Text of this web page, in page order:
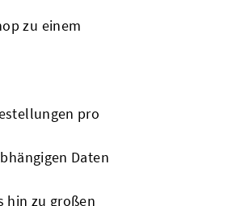
zu einem
pro
Daten
hin zu großen